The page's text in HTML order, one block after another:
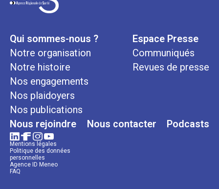
Qui sommes-nous ?
Notre organisation
Notre histoire
Nos engagements
Nos plaidoyers
Nos publications
Espace Presse
Communiqués
Revues de presse
Nous rejoindre Nous contacter Podcasts
Mentions légales
Politique des données
personnelles
Agence ID Meneo
FAQ